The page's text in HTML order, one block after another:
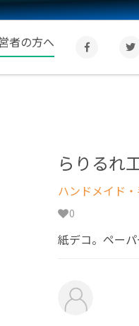
者の方へ
らりるれ
ハンドメイド
0
紙デコ。ペー